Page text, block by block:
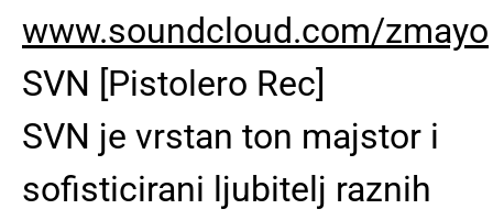
www.soundcloud.com/zmayo
SVN [Pistolero Rec]
SVN je vrstan ton majstor i
sofisticirani ljubitelj raznih